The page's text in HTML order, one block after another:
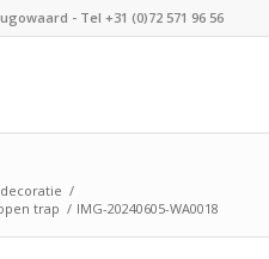
- Tel +31 (0)72 571 96 56
/
trap / IMG-20240605-WA0018